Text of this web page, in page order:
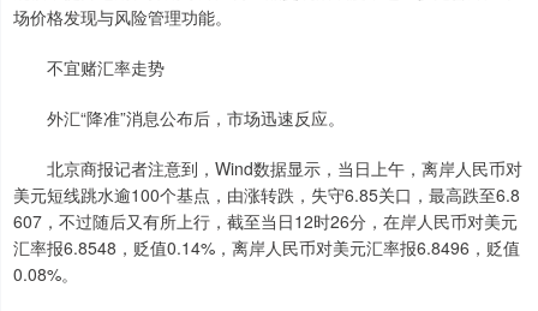
场价格发现与风险管理功能。
不宜赌汇率走势
外汇“降准”消息公布后，市场迅速反应。
北京商报记者注意到，Wind数据显示，当日上午，离岸人民币对
美元短线跳水逾100个基点，由涨转跌，失守6.85关口，最高跌至6.8
607，不过随后又有所上行，截至当日12时26分，在岸人民币对美元
汇率报6.8548，贬值0.14%，离岸人民币对美元汇率报6.8496，贬值
0.08%。